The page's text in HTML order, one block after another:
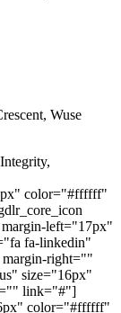
Wuse
color="#ffffff"
left="17px"
fa-linkedin"
right=""
size="16px"
link="#"]
color="#ffffff"